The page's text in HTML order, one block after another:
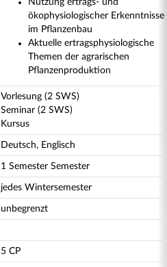
Nutzung ertrags- und
ökophysiologischer Erkenntnisse
im Pflanzenbau
Aktuelle ertragsphysiologische
Themen der agrarischen
Pflanzenproduktion
Vorlesung (2 SWS)
Seminar (2 SWS)
Kursus
Deutsch, Englisch
1 Semester Semester
jedes Wintersemester
unbegrenzt
5 CP